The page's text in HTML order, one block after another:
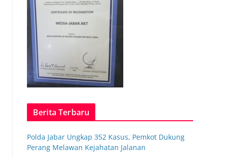
Berita Terbaru
Polda Jabar Ungkap 352 Kasus, Pemkot Dukung
Perang Melawan Kejahatan Jalanan